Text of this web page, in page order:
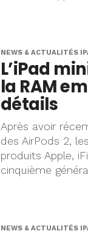
NEWS & ACTUALITÉS
L’iPad
la RAM
détails
Après avoir
des AirPods 2,
produits Apple,
cinquième
NEWS & ACTUALITÉS